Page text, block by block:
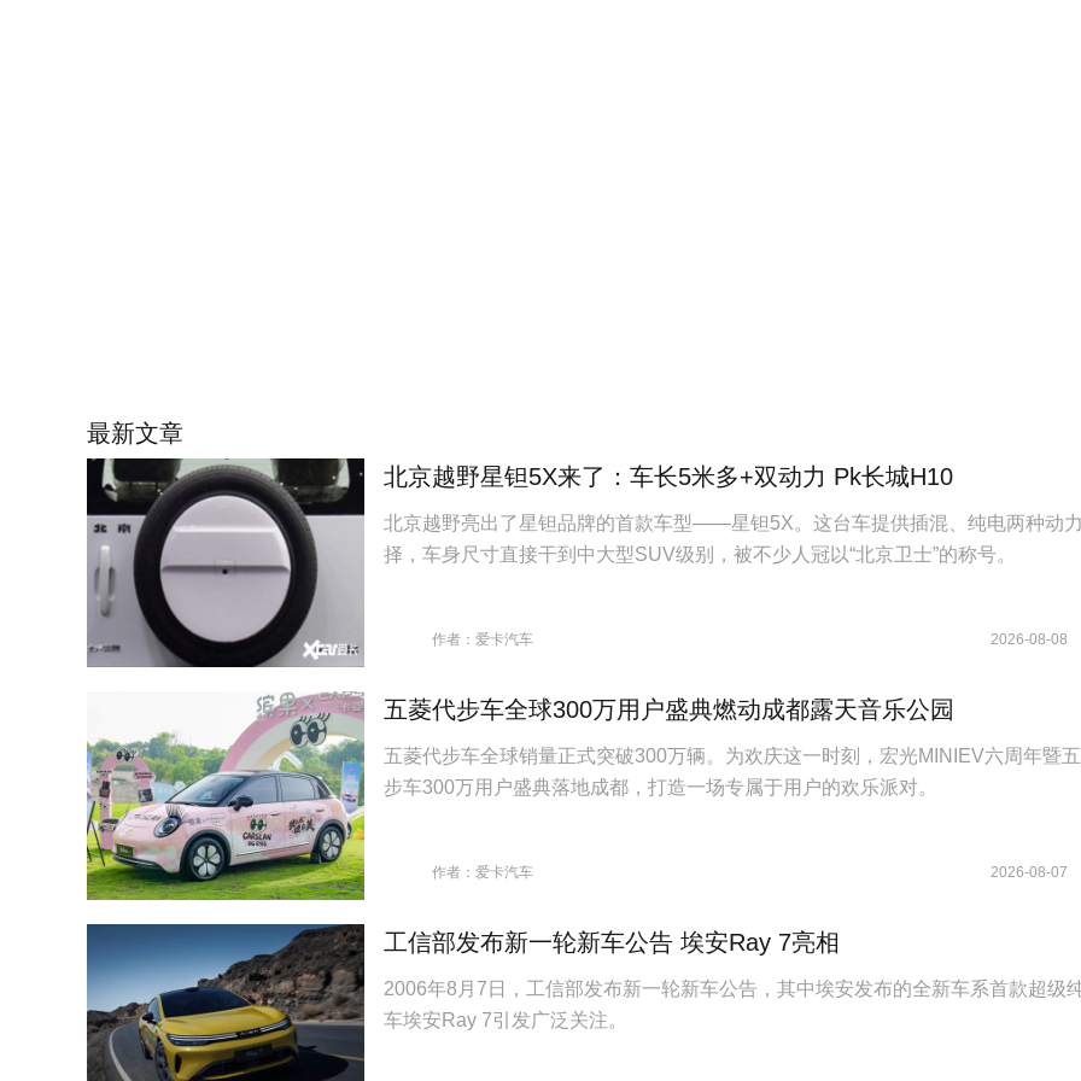
最新文章
北京越野星钽5X来了：车长5米多+双动力 Pk长城H10
北京越野亮出了星钽品牌的首款车型——星钽5X。这台车提供插混、纯电两种动
择，车身尺寸直接干到中大型SUV级别，被不少人冠以“北京卫士”的称号。
作者：爱卡汽车 2026-08-08
五菱代步车全球300万用户盛典燃动成都露天音乐公园
五菱代步车全球销量正式突破300万辆。为欢庆这一时刻，宏光MINIEV六周年暨
步车300万用户盛典落地成都，打造一场专属于用户的欢乐派对。
作者：爱卡汽车 2026-08-07
工信部发布新一轮新车公告 埃安Ray 7亮相
2006年8月7日，工信部发布新一轮新车公告，其中埃安发布的全新车系首款超级
车埃安Ray 7引发广泛关注。